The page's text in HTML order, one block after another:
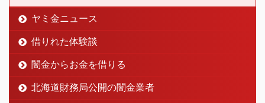
ヤミ金ニュース
借りれた体験談
闇金からお金を借りる
北海道財務局公開の闇金業者